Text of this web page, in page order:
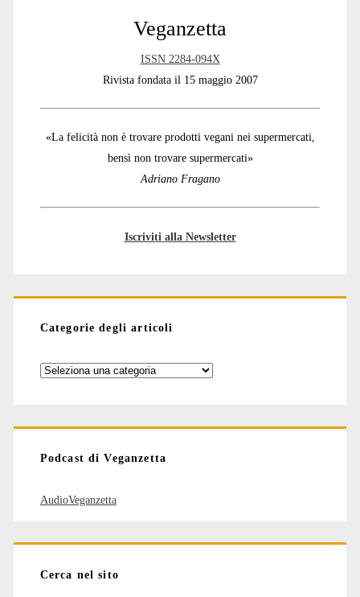
Veganzetta
ISSN 2284-094X
Rivista fondata il 15 maggio 2007
«La felicità non è trovare prodotti vegani nei supermercati,
bensì non trovare supermercati»
Adriano Fragano
Iscriviti alla Newsletter
Categorie degli articoli
Categorie
Podcast di Veganzetta
AudioVeganzetta
Cerca nel sito